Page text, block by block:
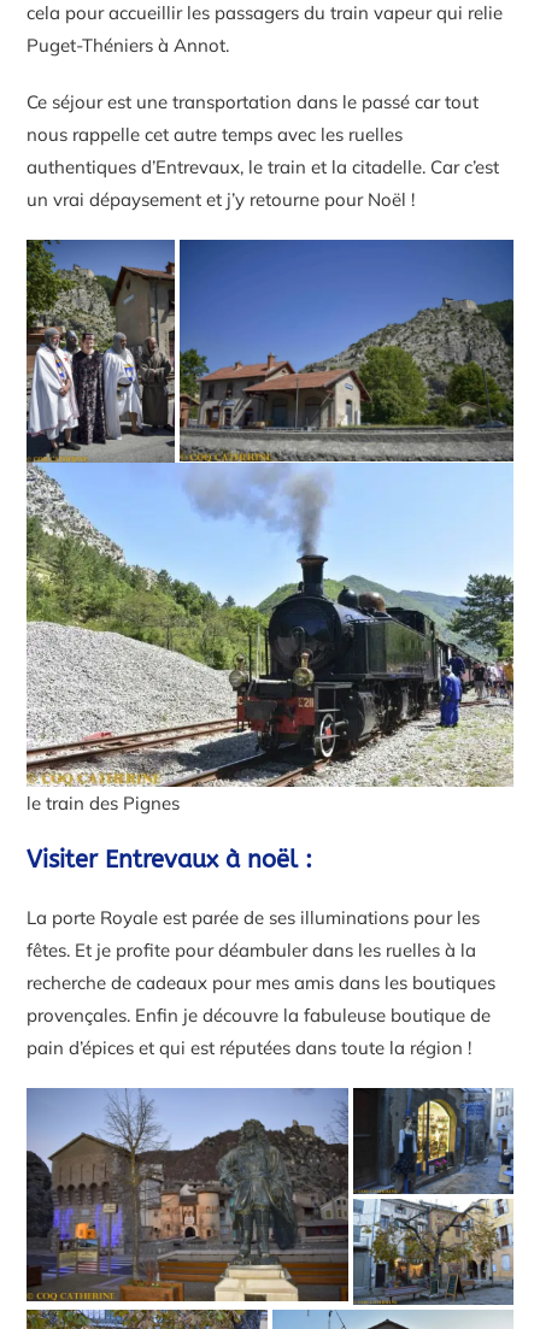
cela pour accueillir les passagers du train vapeur qui relie
Puget-Théniers à Annot.
Ce séjour est une transportation dans le passé car tout
nous rappelle cet autre temps avec les ruelles
authentiques d’Entrevaux, le train et la citadelle. Car c’est
un vrai dépaysement et j’y retourne pour Noël !
le train des Pignes
Visiter Entrevaux à noël :
La porte Royale est parée de ses illuminations pour les
fêtes. Et je profite pour déambuler dans les ruelles à la
recherche de cadeaux pour mes amis dans les boutiques
provençales. Enfin je découvre la fabuleuse boutique de
pain d’épices et qui est réputées dans toute la région !